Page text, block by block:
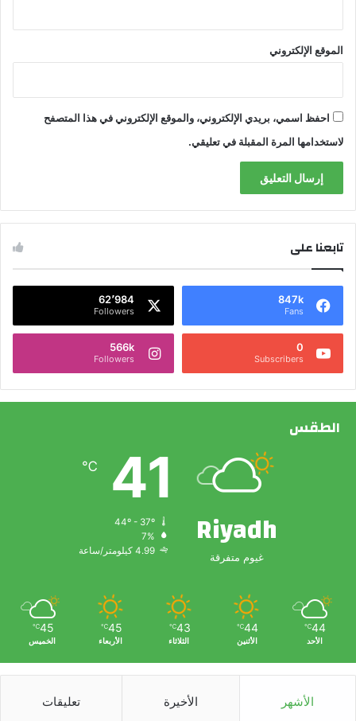
الموقع الإلكتروني
احفظ اسمي، بريدي الإلكتروني، والموقع الإلكتروني في هذا المتصفح
لاستخدامها المرة المقبلة في تعليقي.
تابعنا على
847k
Fans
62٬984
Followers
0
Subscribers
566k
Followers
الطقس
Riyadh
غيوم متفرقة
41
℃
7%
4.99 كيلومتر/ساعة
44
℃
الأحد
44
℃
الأثنين
43
℃
الثلاثاء
45
℃
الأربعاء
45
℃
الخميس
الأشهر الأخيرة تعليقات